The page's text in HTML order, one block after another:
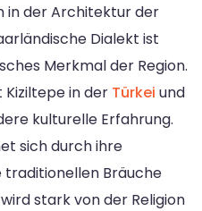
in der Architektur der
Dialekt ist
Merkmal der Region.
in der Türkei und
kulturelle Erfahrung.
sich durch ihre
Bräuche
stark von der Religion